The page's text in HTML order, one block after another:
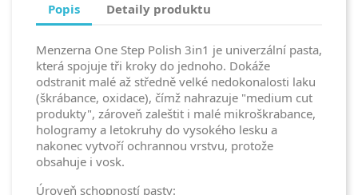
Popis Detaily produktu
Menzerna One Step Polish 3in1 je univerzální pasta,
která spojuje tři kroky do jednoho. Dokáže
odstranit malé až středně velké nedokonalosti laku
(škrábance, oxidace), čímž nahrazuje "medium cut
produkty", zároveň zaleštit i malé mikroškrabance,
hologramy a letokruhy do vysokého lesku a
nakonec vytvoří ochrannou vrstvu, protože
obsahuje i vosk.
Úroveň schopností pasty: